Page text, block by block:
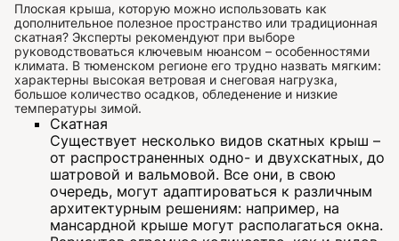
Плоская крыша, которую можно использовать как
дополнительное полезное пространство или традиционная
скатная? Эксперты рекомендуют при выборе
руководствоваться ключевым нюансом – особенностями
климата. В тюменском регионе его трудно назвать мягким:
характерны высокая ветровая и снеговая нагрузка,
большое количество осадков, обледенение и низкие
температуры зимой.
Скатная
Существует несколько видов скатных крыш –
от распространенных одно- и двухскатных, до
шатровой и вальмовой. Все они, в свою
очередь, могут адаптироваться к различным
архитектурным решениям: например, на
мансардной крыше могут располагаться окна.